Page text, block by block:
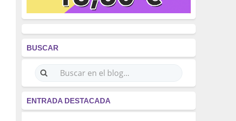
BUSCAR
ENTRADA DESTACADA